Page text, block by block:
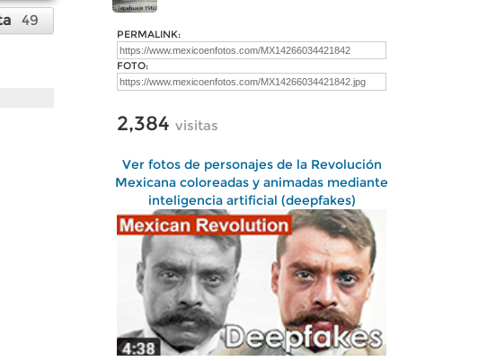
49
PERMALINK:
FOTO:
2,384 visitas
Ver fotos de personajes de la Revolución
Mexicana coloreadas y animadas mediante
inteligencia artificial (deepfakes)